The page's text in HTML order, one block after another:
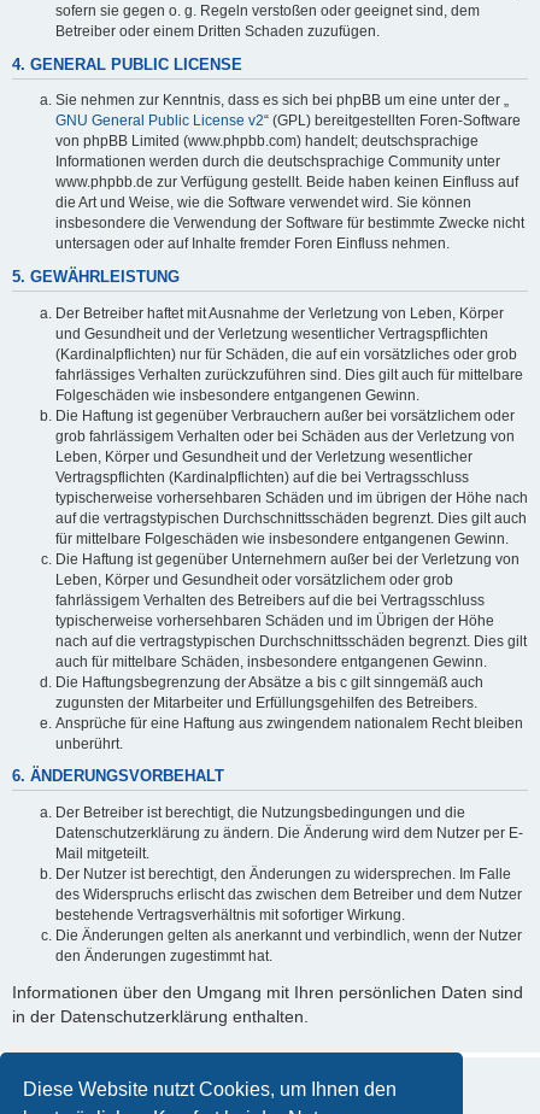
Diese Website nutzt Cookies, um Ihnen den
sofern sie gegen o. g. Regeln verstoßen oder geeignet sind, dem
Betreiber oder einem Dritten Schaden zuzufügen.
4. GENERAL PUBLIC LICENSE
Sie nehmen zur Kenntnis, dass es sich bei phpBB um eine unter der „
GNU General Public License v2“ (GPL) bereitgestellten Foren-Software
von phpBB Limited (www.phpbb.com) handelt; deutschsprachige
Informationen werden durch die deutschsprachige Community unter
www.phpbb.de zur Verfügung gestellt. Beide haben keinen Einfluss auf
die Art und Weise, wie die Software verwendet wird. Sie können
insbesondere die Verwendung der Software für bestimmte Zwecke nicht
untersagen oder auf Inhalte fremder Foren Einfluss nehmen.
5. GEWÄHRLEISTUNG
Der Betreiber haftet mit Ausnahme der Verletzung von Leben, Körper
und Gesundheit und der Verletzung wesentlicher Vertragspflichten
(Kardinalpflichten) nur für Schäden, die auf ein vorsätzliches oder grob
fahrlässiges Verhalten zurückzuführen sind. Dies gilt auch für mittelbare
Folgeschäden wie insbesondere entgangenen Gewinn.
Die Haftung ist gegenüber Verbrauchern außer bei vorsätzlichem oder
grob fahrlässigem Verhalten oder bei Schäden aus der Verletzung von
Leben, Körper und Gesundheit und der Verletzung wesentlicher
Vertragspflichten (Kardinalpflichten) auf die bei Vertragsschluss
typischerweise vorhersehbaren Schäden und im übrigen der Höhe nach
auf die vertragstypischen Durchschnittsschäden begrenzt. Dies gilt auch
für mittelbare Folgeschäden wie insbesondere entgangenen Gewinn.
Die Haftung ist gegenüber Unternehmern außer bei der Verletzung von
Leben, Körper und Gesundheit oder vorsätzlichem oder grob
fahrlässigem Verhalten des Betreibers auf die bei Vertragsschluss
typischerweise vorhersehbaren Schäden und im Übrigen der Höhe
nach auf die vertragstypischen Durchschnittsschäden begrenzt. Dies gilt
auch für mittelbare Schäden, insbesondere entgangenen Gewinn.
Die Haftungsbegrenzung der Absätze a bis c gilt sinngemäß auch
zugunsten der Mitarbeiter und Erfüllungsgehilfen des Betreibers.
Ansprüche für eine Haftung aus zwingendem nationalem Recht bleiben
unberührt.
6. ÄNDERUNGSVORBEHALT
Der Betreiber ist berechtigt, die Nutzungsbedingungen und die
Datenschutzerklärung zu ändern. Die Änderung wird dem Nutzer per E-
Mail mitgeteilt.
Der Nutzer ist berechtigt, den Änderungen zu widersprechen. Im Falle
des Widerspruchs erlischt das zwischen dem Betreiber und dem Nutzer
bestehende Vertragsverhältnis mit sofortiger Wirkung.
Die Änderungen gelten als anerkannt und verbindlich, wenn der Nutzer
den Änderungen zugestimmt hat.
Informationen über den Umgang mit Ihren persönlichen Daten sind
in der Datenschutzerklärung enthalten.